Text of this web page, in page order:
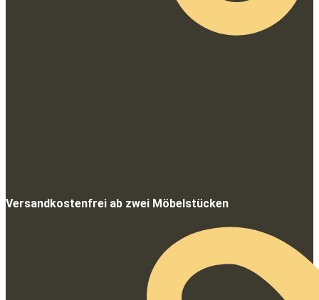
Versandkostenfrei ab zwei Möbelstücken